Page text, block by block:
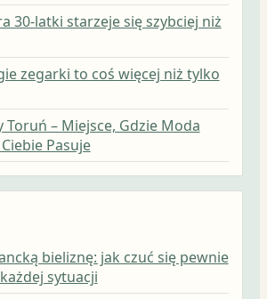
30-latki starzeje się szybciej niż
zegarki to coś więcej niż tylko
– Miejsce, Gdzie Moda
Pasuje
bieliznę: jak czuć się pewnie
sytuacji